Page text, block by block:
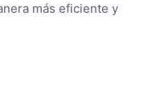
más eficiente y